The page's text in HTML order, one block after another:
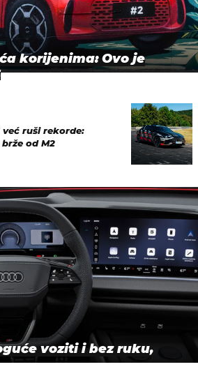
korijenima: Ovo je
već ruši rekorde:
od M2
voziti i bez ruku,